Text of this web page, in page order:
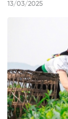
13/03/2025